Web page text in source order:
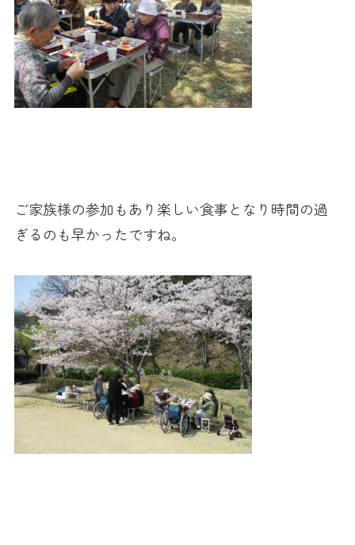
ご家族様の参加もあり楽しい食事となり時間の過
ぎるのも早かったですね。